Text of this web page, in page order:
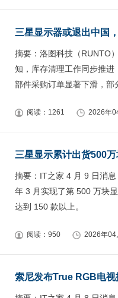
三星显示器或退出中国
摘要：洛图科技（RUNTO
知，库存清理工作同步推
部件采购订单显著下滑，部
阅读：1261 2026年
三星显示累计出货500
摘要：IT之家 4 月 9 日消
年 3 月实现了第 500 万块
达到 150 款以上。
阅读：950 2026年04
索尼发布True RGB电